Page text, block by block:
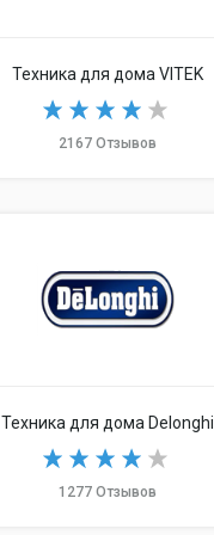
Техника для дома VITEK
2167 Отзывов
Техника для дома Delonghi
1277 Отзывов